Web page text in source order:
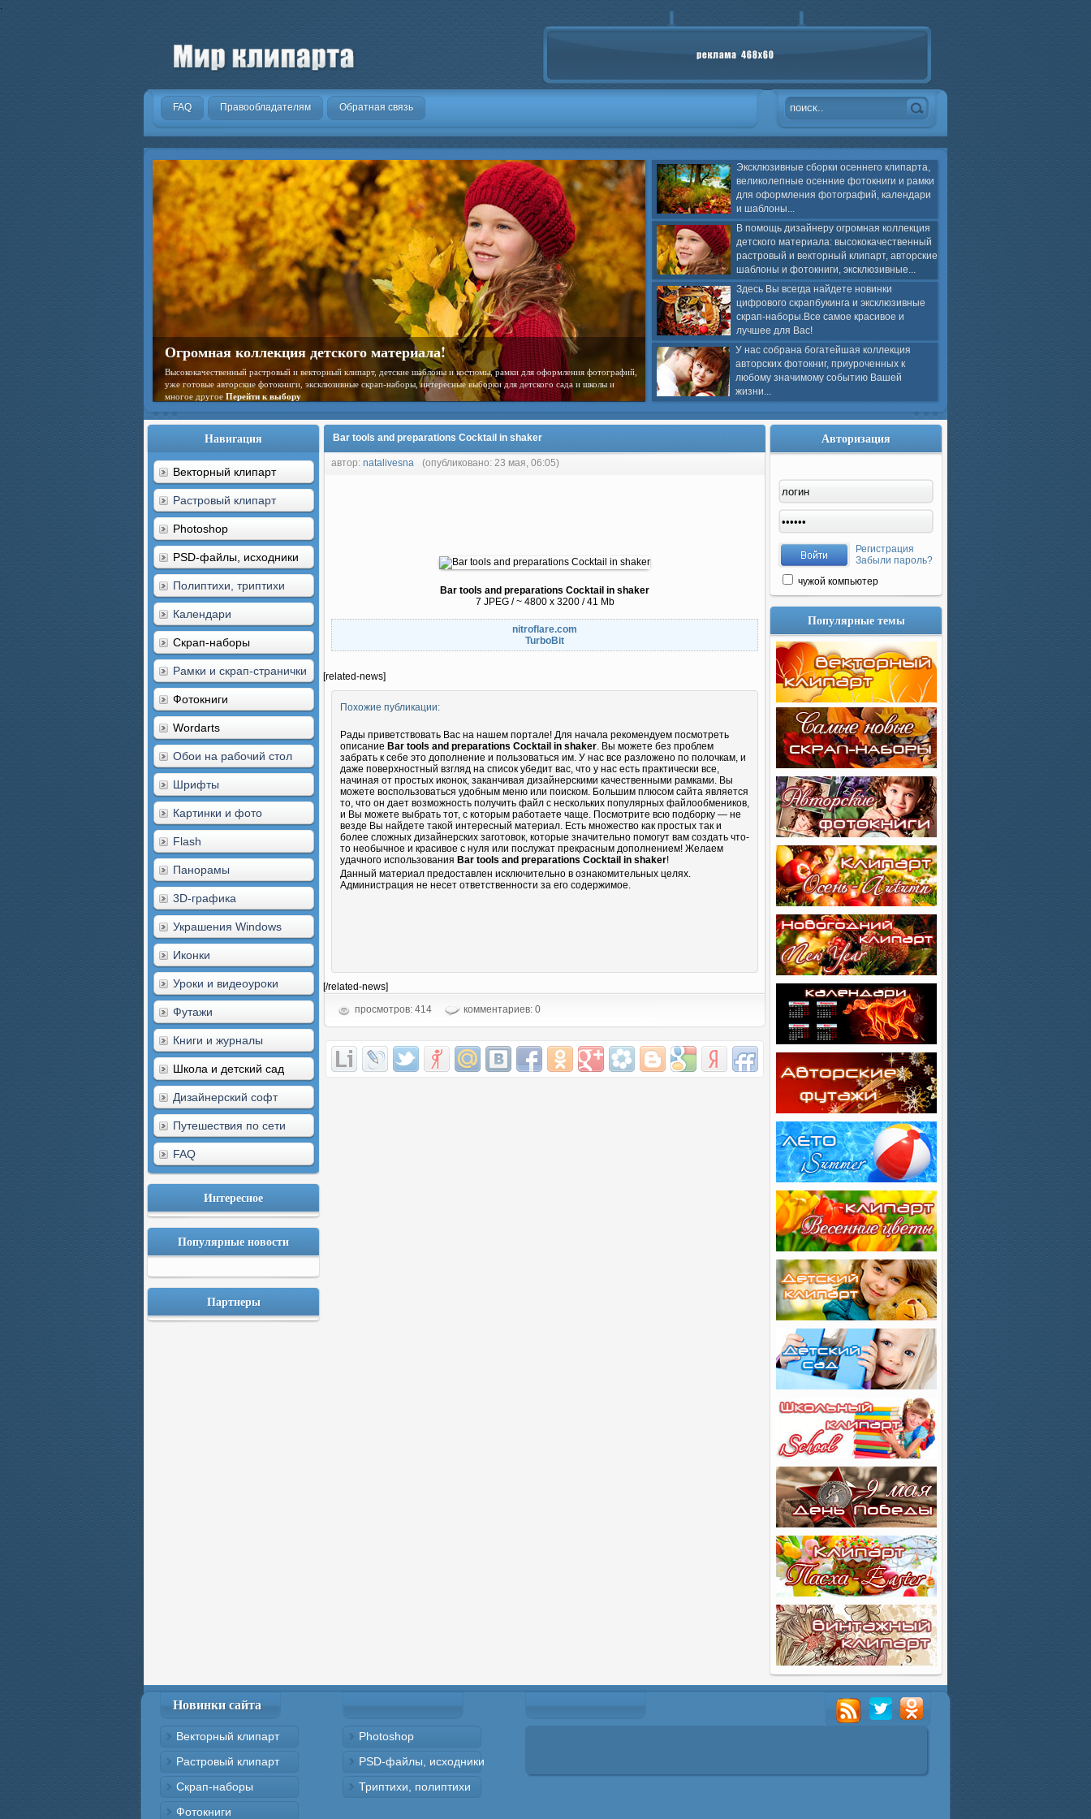
.
FAQ Правообладателям Обратная связь
Эксклюзивные сборки осеннего клипарта,
великолепные осенние фотокниги и рамки
для оформления фотографий, календари
и шаблоны...
В помощь дизайнеру огромная коллекция
детского материала: высококачественный
растровый и векторный клипарт, авторские
шаблоны и фотокниги, эксклюзивные...
Здесь Вы всегда найдете новинки
цифрового скрапбукинга и эксклюзивные
скрап-наборы.Все самое красивое и
лучшее для Вас!
У нас собрана богатейшая коллекция
авторских фотокниг, приуроченных к
любому значимому событию Вашей
жизни...
Огромная коллекция детского материала!
Высококачественный растровый и векторный клипарт, детские шаблоны и костюмы, рамки для оформления фотографий,
уже готовые авторские фотокниги, эксклюзивные скрап-наборы, интересные выборки для детского сада и школы и
многое другое Перейти к выбору
Навигация
Векторный клипарт
Растровый клипарт
Photoshop
PSD-файлы, исходники
Полиптихи, триптихи
Календари
Скрап-наборы
Рамки и скрап-странички
Фотокниги
Wordarts
Обои на рабочий стол
Шрифты
Картинки и фото
Flash
Панорамы
3D-графика
Украшения Windows
Иконки
Уроки и видеоуроки
Футажи
Книги и журналы
Школа и детский сад
Дизайнерский софт
Путешествия по сети
FAQ
Интересное
Популярные новости
Партнеры
Bar tools and preparations Cocktail in shaker
автор: natalivesna (опубликовано: 23 мая, 06:05)
Bar tools and preparations Cocktail in shaker
7 JPEG / ~ 4800 x 3200 / 41 Mb
nitroflare.com
TurboBit
[related-news]
Похожие публикации:
Рады приветствовать Вас на нашем портале! Для начала рекомендуем посмотреть
описание Bar tools and preparations Cocktail in shaker. Вы можете без проблем
забрать к себе это дополнение и пользоваться им. У нас все разложено по полочкам, и
даже поверхностный взгляд на список убедит вас, что у нас есть практически все,
начиная от простых иконок, заканчивая дизайнерскими качественными рамками. Вы
можете воспользоваться удобным меню или поиском. Большим плюсом сайта является
то, что он дает возможность получить файл с нескольких популярных файлообмеников,
и Вы можете выбрать тот, с которым работаете чаще. Посмотрите всю подборку — не
везде Вы найдете такой интересный материал. Есть множество как простых так и
более сложных дизайнерских заготовок, которые значительно помогут вам создать что-
то необычное и красивое с нуля или послужат прекрасным дополнением! Желаем
удачного использования Bar tools and preparations Cocktail in shaker!
Данный материал предоставлен исключительно в ознакомительных целях.
Администрация не несет ответственности за его содержимое.
[/related-news]
просмотров: 414
комментариев: 0
Авторизация
Регистрация
Забыли пароль?
чужой компьютер
Популярные темы
Новинки сайта
Векторный клипарт
Растровый клипарт
Скрап-наборы
Фотокниги
Photoshop
PSD-файлы, исходники
Триптихи, полиптихи